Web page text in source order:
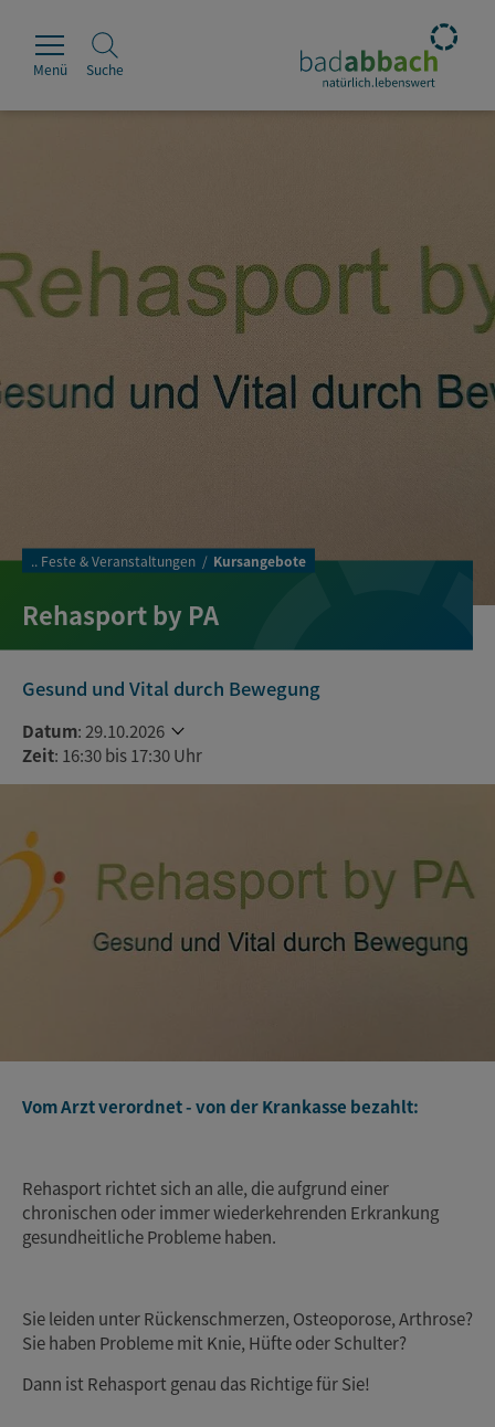
Leben & Wohnen
Wirtschaft & Handel
Menü Suche
.. Feste & Veranstaltungen Kursangebote
Rehasport by PA
Gesund und Vital durch Bewegung
Datum: 29.10.2026
Zeit: 16:30 bis 17:30 Uhr
Vom Arzt verordnet - von der Krankasse bezahlt:
Rehasport richtet sich an alle, die aufgrund einer
chronischen oder immer wiederkehrenden Erkrankung
gesundheitliche Probleme haben.
Sie leiden unter Rückenschmerzen, Osteoporose, Arthrose?
Sie haben Probleme mit Knie, Hüfte oder Schulter?
Dann ist Rehasport genau das Richtige für Sie!